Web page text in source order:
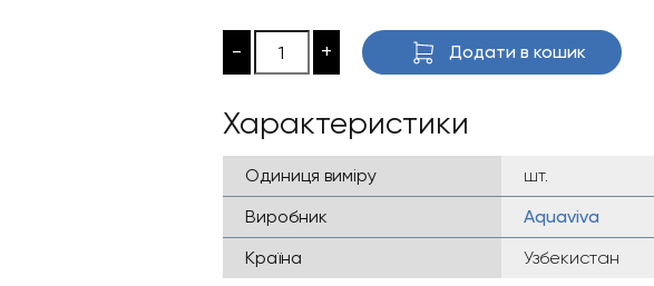
- + Додати в кошик
Характеристики
Одиниця виміру
шт.
Виробник
Aquaviva
Країна
Узбекистан